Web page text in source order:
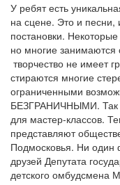
У ребят есть
на сцене. Это и песни,
постановки. Некоторые
но многие занимаются
творчество не имеет
стираются многие
ограниченными
БЕЗГРАНИЧНЫМИ. Так
для мастер-классов.
представляют
Подмосковья. Ни один
друзей Депутата
детского омбудсмена